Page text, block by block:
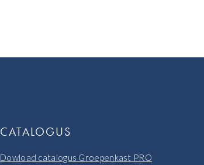
CATALOGUS
Dowload catalogus Groepenkast PRO